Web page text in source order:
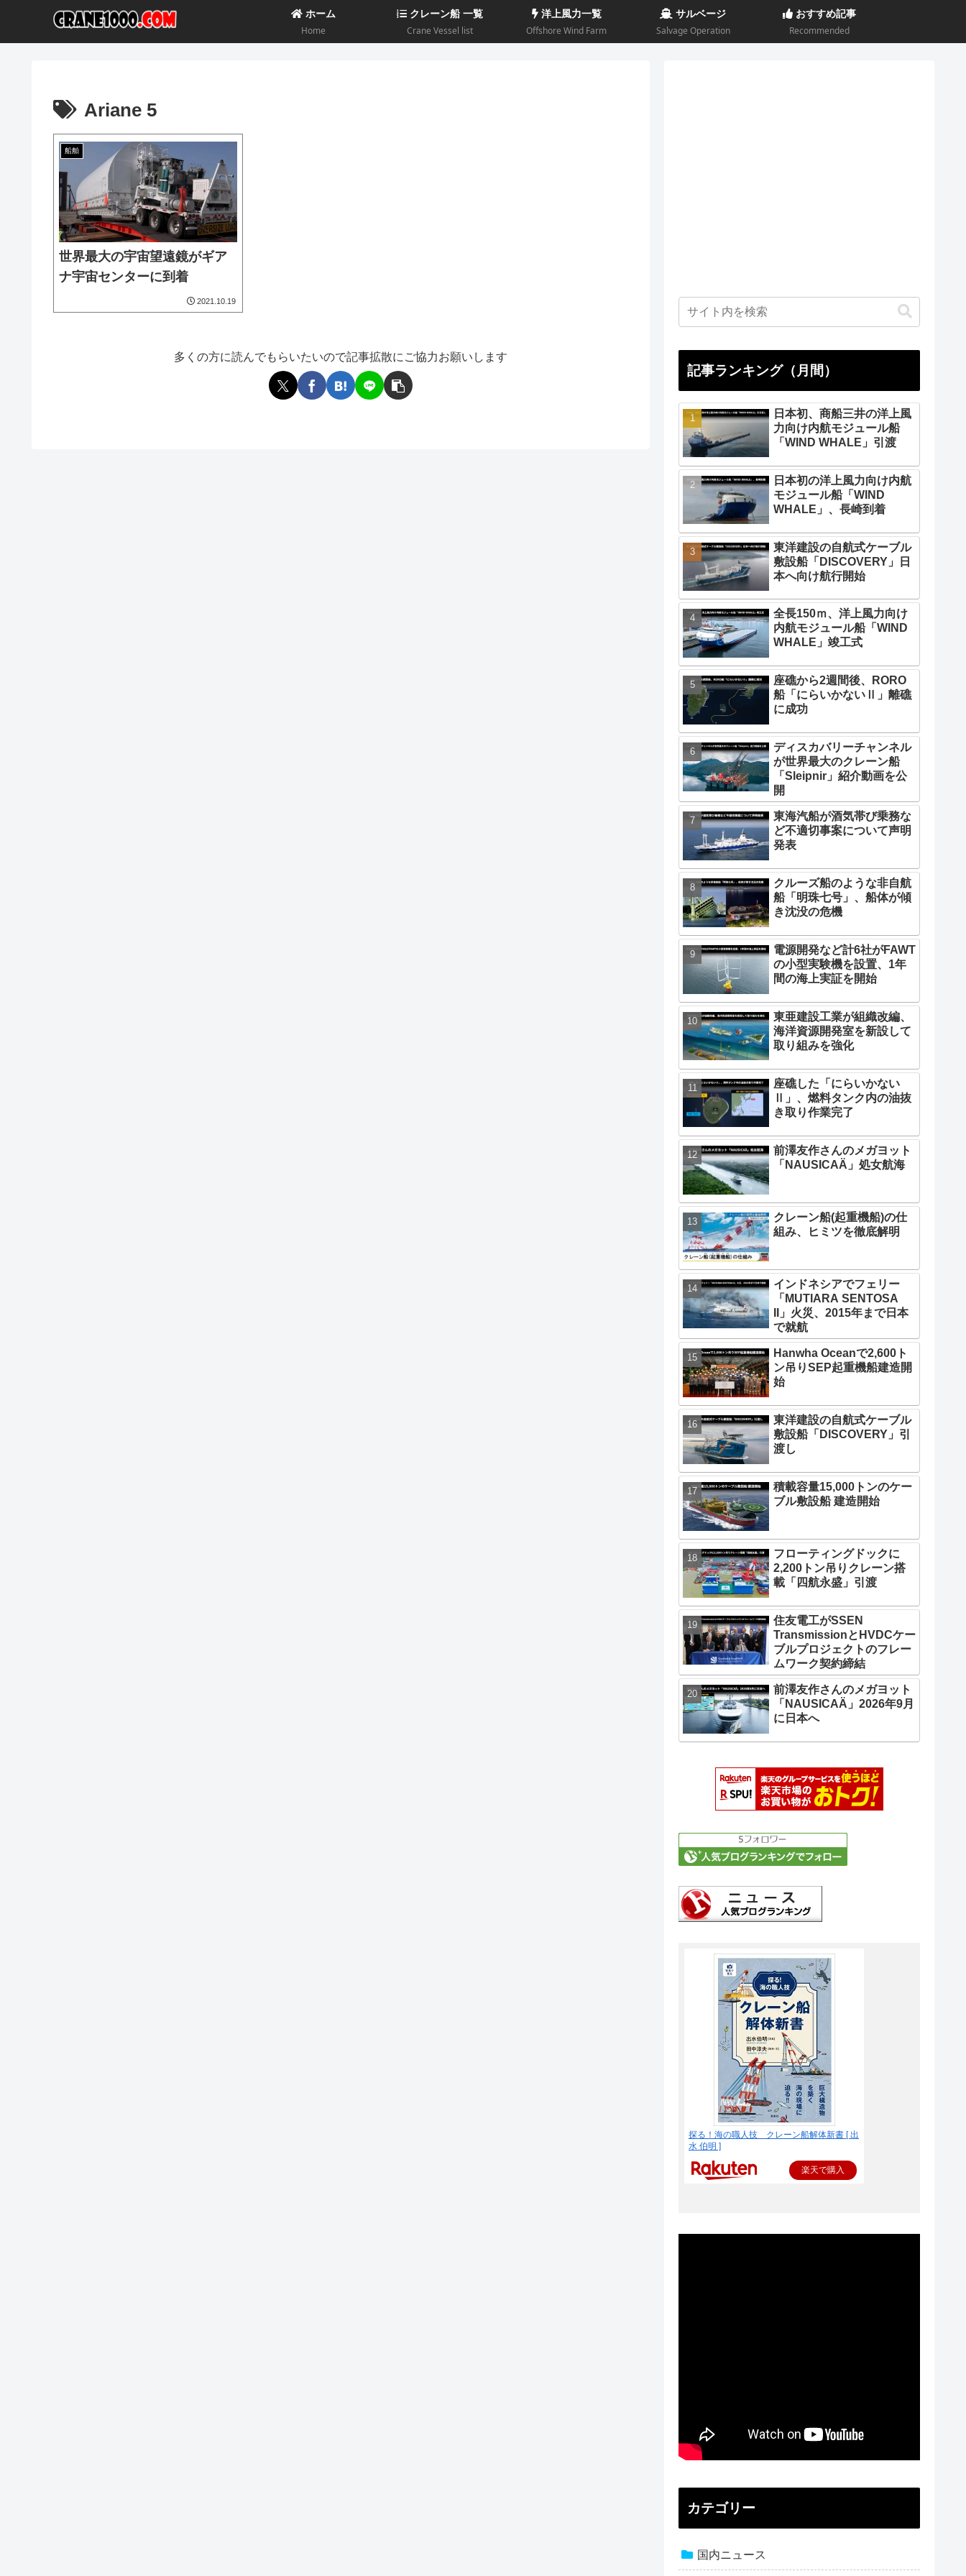
ホーム
Home
クレーン船 一覧
Crane Vessel list
洋上風力一覧
Offshore Wind Farm
サルベージ
Salvage Operation
おすすめ記事
Recommended
Ariane 5
船舶
世界最大の宇宙望遠鏡がギア
ナ宇宙センターに到着
2021.10.19
多くの方に読んでもらいたいので記事拡散にご協力お願いします
記事ランキング（月間）
日本初、商船三井の洋上風
力向け内航モジュール船
「WIND WHALE」引渡
日本初の洋上風力向け内航
モジュール船「WIND
WHALE」、長崎到着
東洋建設の自航式ケーブル
敷設船「DISCOVERY」日
本へ向け航行開始
全長150ｍ、洋上風力向け
内航モジュール船「WIND
WHALE」竣工式
座礁から2週間後、RORO
船「にらいかないⅡ」離礁
に成功
ディスカバリーチャンネル
が世界最大のクレーン船
「Sleipnir」紹介動画を公
開
東海汽船が酒気帯び乗務な
ど不適切事案について声明
発表
クルーズ船のような非自航
船「明珠七号」、船体が傾
き沈没の危機
電源開発など計6社がFAWT
の小型実験機を設置、1年
間の海上実証を開始
東亜建設工業が組織改編、
海洋資源開発室を新設して
取り組みを強化
座礁した「にらいかない
Ⅱ」、燃料タンク内の油抜
き取り作業完了
前澤友作さんのメガヨット
「NAUSICAÄ」処女航海
クレーン船(起重機船)の仕
組み、ヒミツを徹底解明
インドネシアでフェリー
「MUTIARA SENTOSA
II」火災、2015年まで日本
で就航
Hanwha Oceanで2,600ト
ン吊りSEP起重機船建造開
始
東洋建設の自航式ケーブル
敷設船「DISCOVERY」引
渡し
積載容量15,000トンのケー
ブル敷設船 建造開始
フローティングドックに
2,200トン吊りクレーン搭
載「四航永盛」引渡
住友電工がSSEN
TransmissionとHVDCケー
ブルプロジェクトのフレー
ムワーク契約締結
前澤友作さんのメガヨット
「NAUSICAÄ」2026年9月
に日本へ
探る！海の職人技 クレーン船解体新書 [ 出
水 伯明 ]
楽天で購入
カテゴリー
国内ニュース